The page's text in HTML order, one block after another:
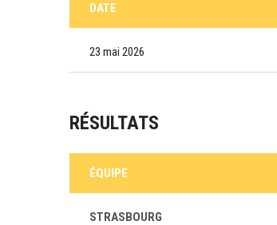
DATE
23 mai 2026
RÉSULTATS
ÉQUIPE
STRASBOURG